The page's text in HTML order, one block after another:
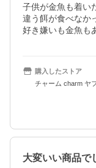
子供が金魚も着い
違う餌が食べなか
好き嫌いも金魚も
購入したストア
チャーム charm ヤ